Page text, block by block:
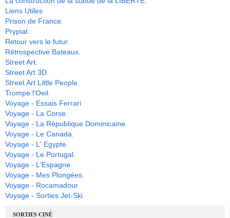
Liens Utiles
Prison de France.
Prypiat.
Retour vers le futur.
Rétrospective Bateaux.
Street Art.
Street Art 3D.
Street Art Little People.
Trompe l'Oeil.
Voyage - Essais Ferrari
Voyage - La Corse.
Voyage - La République Dominicaine.
Voyage - Le Canada.
Voyage - L' Egypte.
Voyage - Le Portugal.
Voyage - L'Espagne
Voyage - Mes Plongées.
Voyage - Rocamadour
Voyage - Sorties Jet-Ski
SORTIES CINÉ